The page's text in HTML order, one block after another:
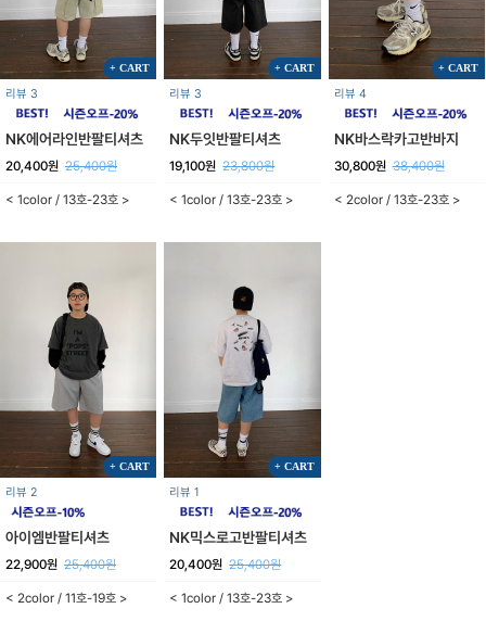
+ CART
리뷰 3
NK에어라인반팔티셔츠
20,400원 25,400원
< 1color / 13호-23호 >
+ CART
리뷰 3
NK두잇반팔티셔츠
19,100원 23,800원
< 1color / 13호-23호 >
+ CART
리뷰 4
NK바스락카고반바지
30,800원 38,400원
< 2color / 13호-23호 >
+ CART
리뷰 2
아이엠반팔티셔츠
22,900원 25,400원
< 2color / 11호-19호 >
+ CART
리뷰 1
NK믹스로고반팔티셔츠
20,400원 25,400원
< 1color / 13호-23호 >